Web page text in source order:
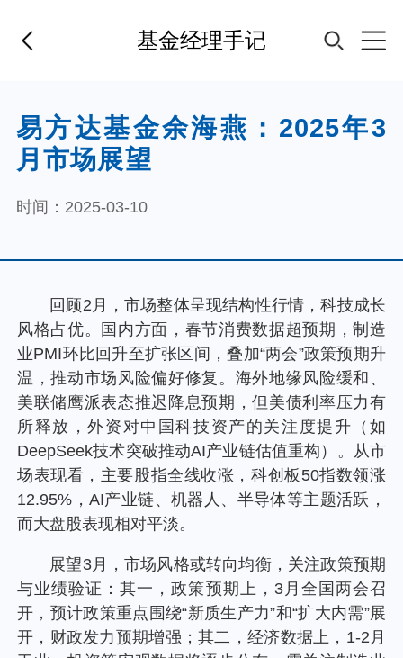
基金经理手记
首页
基金经理
FOF
个人养老金
投资顾问
关于我们
我的账户
客服中心
易方达基金余海燕：2025年3
月市场展望
时间：2025-03-10
回顾2月，市场整体呈现结构性行情，科技成长
风格占优。国内方面，春节消费数据超预期，制造
业PMI环比回升至扩张区间，叠加“两会”政策预期升
温，推动市场风险偏好修复。海外地缘风险缓和、
美联储鹰派表态推迟降息预期，但美债利率压力有
所释放，外资对中国科技资产的关注度提升（如
DeepSeek技术突破推动AI产业链估值重构）。从市
场表现看，主要股指全线收涨，科创板50指数领涨
12.95%，AI产业链、机器人、半导体等主题活跃，
而大盘股表现相对平淡。
展望3月，市场风格或转向均衡，关注政策预期
与业绩验证：其一，政策预期上，3月全国两会召
开，预计政策重点围绕“新质生产力”和“扩大内需”展
开，财政发力预期增强；其二，经济数据上，1-2月